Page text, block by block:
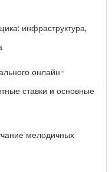
инфраструктура,
онлайн-
ставки и основные
мелодичных